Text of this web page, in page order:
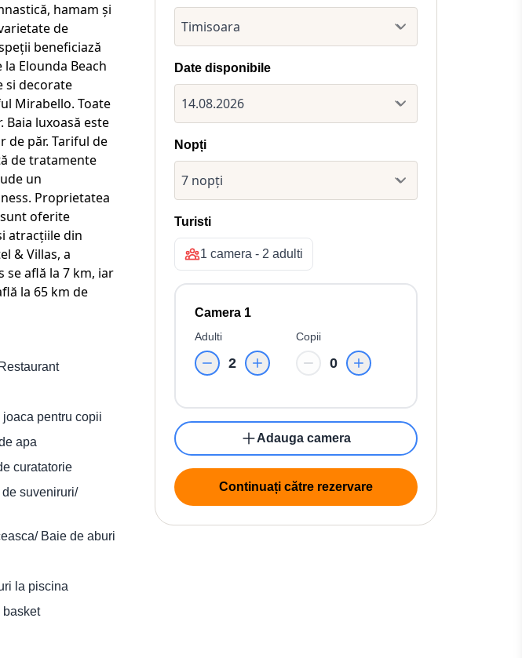
hamam și
de
beneficiază
Elounda Beach
si decorate
Mirabello. Toate
Baia luxoasă este
de păr. Tariful de
de tratamente
un
Proprietatea
oferite
atracțiile din
& Villas, a
află la 7 km, iar
la 65 km de
joaca pentru copii
apa
curatatorie
de suveniruri/
Baie de aburi
la piscina
basket
Date disponibile
Nopți
Turisti
1 camera - 2 adulti
Camera 1
Adulti
2
Copii
0
Adauga camera
Continuați către rezervare